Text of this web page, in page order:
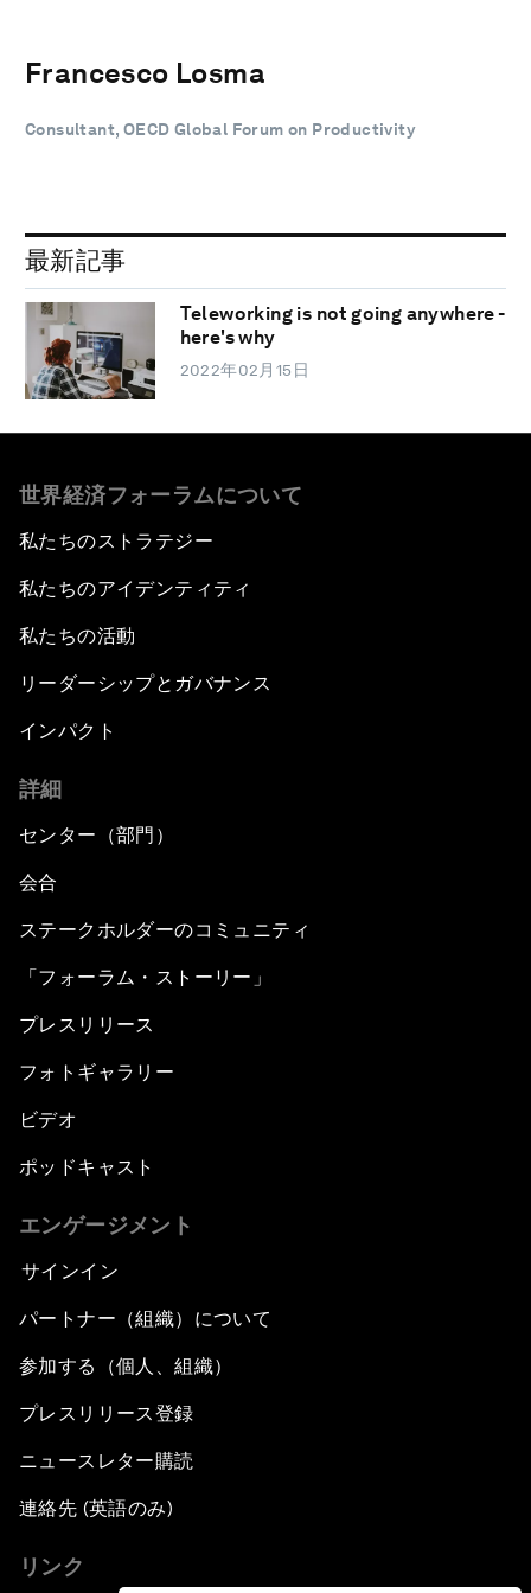
Francesco Losma
Consultant, OECD Global Forum on Productivity
最新記事
Teleworking is not going anywhere -
here's why
2022年02月15日
世界経済フォーラムについて
私たちのストラテジー
私たちのアイデンティティ
私たちの活動
リーダーシップとガバナンス
インパクト
詳細
センター（部門）
会合
ステークホルダーのコミュニティ
「フォーラム・ストーリー」
プレスリリース
フォトギャラリー
ビデオ
ポッドキャスト
エンゲージメント
サインイン
パートナー（組織）について
参加する（個人、組織）
プレスリリース登録
ニュースレター購読
連絡先 (英語のみ)
リンク